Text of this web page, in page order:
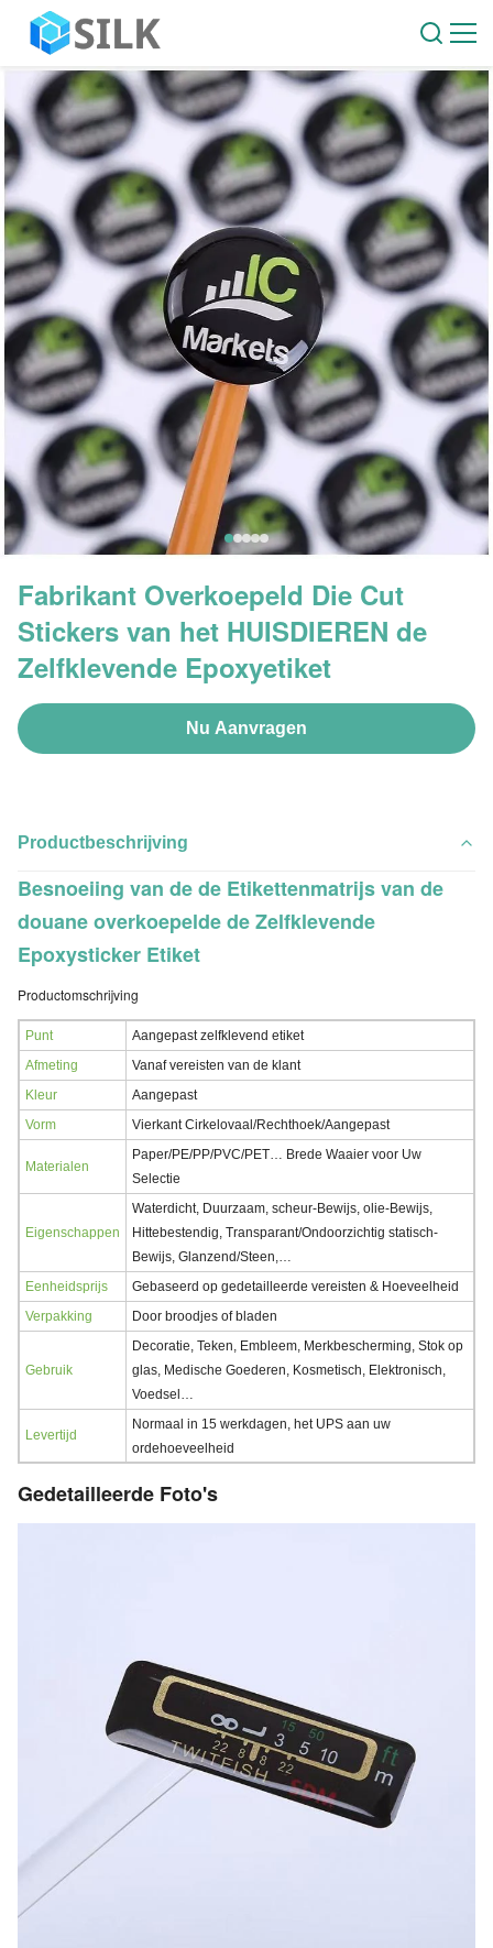
Fabrikant Overkoepeld Die Cut
Stickers van het HUISDIEREN de
Zelfklevende Epoxyetiket
Nu Aanvragen
Productbeschrijving
Besnoeiing van de de Etikettenmatrijs van de
douane overkoepelde de Zelfklevende
Epoxysticker Etiket
Productomschrijving
Punt
Aangepast zelfklevend etiket
Afmeting
Vanaf vereisten van de klant
Kleur
Aangepast
Vorm
Vierkant Cirkelovaal/Rechthoek/Aangepast
Materialen
Paper/PE/PP/PVC/PET… Brede Waaier voor Uw
Selectie
Eigenschappen
Waterdicht, Duurzaam, scheur-Bewijs, olie-Bewijs,
Hittebestendig, Transparant/Ondoorzichtig statisch-
Bewijs, Glanzend/Steen,…
Eenheidsprijs
Gebaseerd op gedetailleerde vereisten & Hoeveelheid
Verpakking
Door broodjes of bladen
Gebruik
Decoratie, Teken, Embleem, Merkbescherming, Stok op
glas, Medische Goederen, Kosmetisch, Elektronisch,
Voedsel…
Levertijd
Normaal in 15 werkdagen, het UPS aan uw
ordehoeveelheid
Gedetailleerde Foto's